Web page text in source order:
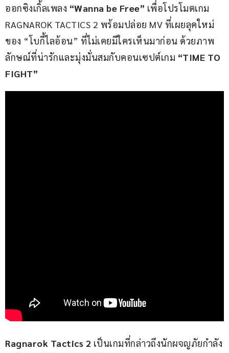
ออกซิงเกิ้ลเพลง “Wanna be Free” เพื่อโปรโมตเกม
RAGNAROK TACTICS 2 พร้อมปล่อย MV ที่เผยลุคใหม่
ของ “โบกี้ไลอ้อน” ที่ไม่เคยมีใครเห็นมาก่อน ด้วยภาพ
ลักษณ์ที่น่ารักและมุ่งมั่นสมกับคอนเซปต์เกม “TIME TO
FIGHT”
Ragnarok Tactics 2 เป็นเกมที่กล่าวถึงนักผจญภัยกำลัง